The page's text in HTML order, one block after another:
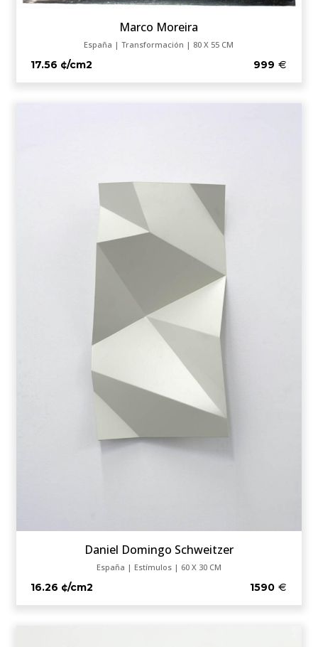
Marco Moreira
España | Transformación | 80 X 55 CM
17.56 ¢/cm2 999
Daniel Domingo Schweitzer
España | Estímulos | 60 X 30 CM
16.26 ¢/cm2 1590